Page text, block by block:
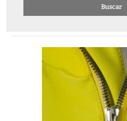
Buscar